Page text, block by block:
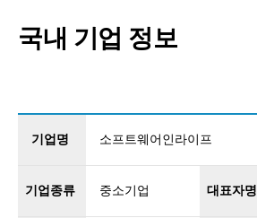
국내 기업 정보
기업명 소프트웨어인라이프
기업종류 중소기업 대표자명